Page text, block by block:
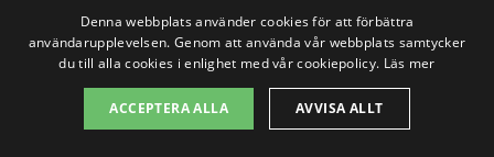
rådgivning till installation av tapeter. Att
anlita ett lokalt företag ger dig dessutom
möjligheten att få personlig service och
Denna webbplats använder cookies för att förbättra
användarupplevelsen. Genom att använda vår webbplats samtycker
du till alla cookies i enlighet med vår cookiepolicy. Läs mer
ACCEPTERA ALLA AVVISA ALLT